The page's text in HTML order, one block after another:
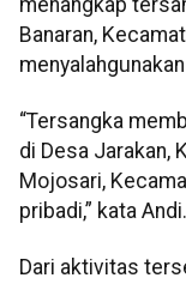
Banaran,
“Tersangka
di Desa Jarakan,
Mojosari,
pribadi,” kata Andi.
Dari aktivitas